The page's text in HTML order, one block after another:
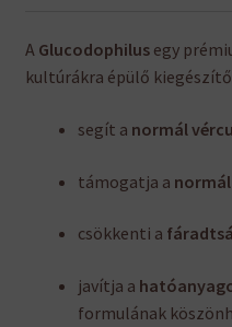
A Glucodophilusegy
kultúrákra épülő
segít a normál
támogatja a
csökkenti a
javítja a
formulának